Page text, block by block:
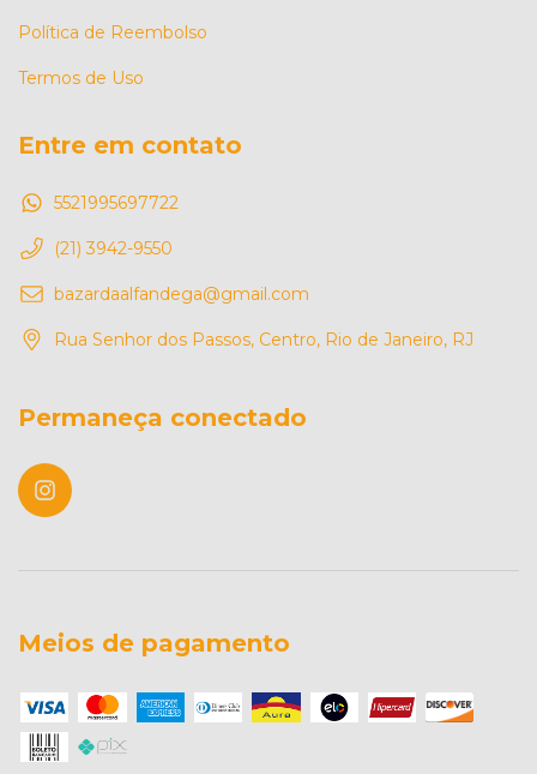
Política de Reembolso
Termos de Uso
Entre em contato
5521995697722
(21) 3942-9550
bazardaalfandega@gmail.com
Rua Senhor dos Passos, Centro, Rio de Janeiro, RJ
Permaneça conectado
Meios de pagamento